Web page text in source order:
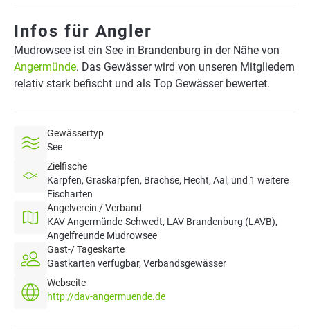
Infos für Angler
Mudrowsee ist ein See in Brandenburg in der Nähe von
Angermünde. Das Gewässer wird von unseren Mitgliedern
relativ stark befischt und als Top Gewässer bewertet.
Gewässertyp
See
Zielfische
Karpfen, Graskarpfen, Brachse, Hecht, Aal, und 1 weitere
Fischarten
Angelverein / Verband
KAV Angermünde-Schwedt, LAV Brandenburg (LAVB),
Angelfreunde Mudrowsee
Gast-/ Tageskarte
Gastkarten verfügbar, Verbandsgewässer
Webseite
http://dav-angermuende.de